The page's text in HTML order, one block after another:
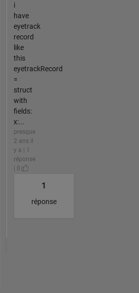
i
have
eyetrack
record
like
this
eyetrackRecord
=
struct
with
fields:
x:...
presque
2 ans il
y a | 1
réponse
| 0
1
réponse